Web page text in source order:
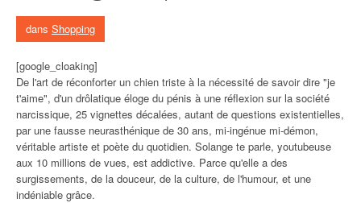
dans Shopping
[google_cloaking]
De l'art de réconforter un chien triste à la nécessité de savoir dire "je
t'aime", d'un drôlatique éloge du pénis à une réflexion sur la société
narcissique, 25 vignettes décalées, autant de questions existentielles,
par une fausse neurasthénique de 30 ans, mi-ingénue mi-démon,
véritable artiste et poète du quotidien. Solange te parle, youtubeuse
aux 10 millions de vues, est addictive. Parce qu'elle a des
surgissements, de la douceur, de la culture, de l'humour, et une
indéniable grâce.